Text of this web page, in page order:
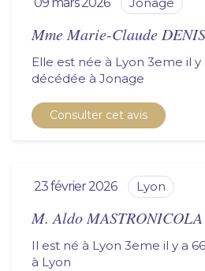
Mme Marie-Claude DENIS
Elle est née à Lyon 3eme il y
décédée à
jonage
Consulter cet avis
23 février 2026 lyon
M. Aldo MASTRONICOLA
Il est né à Lyon 3eme il y a
à
lyon